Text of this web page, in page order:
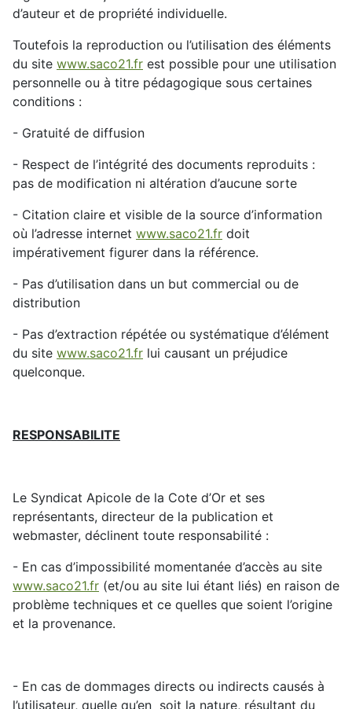
d’auteur et de propriété individuelle.
Toutefois la reproduction ou l’utilisation des éléments
du site www.saco21.fr est possible pour une utilisation
personnelle ou à titre pédagogique sous certaines
conditions :
- Gratuité de diffusion
- Respect de l’intégrité des documents reproduits :
pas de modification ni altération d’aucune sorte
- Citation claire et visible de la source d’information
où l’adresse internet www.saco21.fr doit
impérativement figurer dans la référence.
- Pas d’utilisation dans un but commercial ou de
distribution
- Pas d’extraction répétée ou systématique d’élément
du site www.saco21.fr lui causant un préjudice
quelconque.
RESPONSABILITE
Le Syndicat Apicole de la Cote d’Or et ses
représentants, directeur de la publication et
webmaster, déclinent toute responsabilité :
- En cas d’impossibilité momentanée d’accès au site
www.saco21.fr (et/ou au site lui étant liés) en raison de
problème techniques et ce quelles que soient l’origine
et la provenance.
- En cas de dommages directs ou indirects causés à
l’utilisateur, quelle qu’en soit la nature, résultant du